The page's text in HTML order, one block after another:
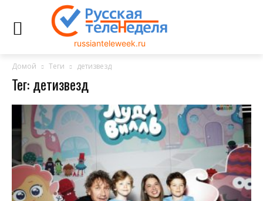
russianteleweek.ru
Домой Теги детизвезд
Тег: детизвезд